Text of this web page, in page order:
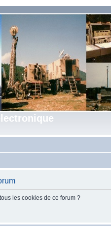
les cookies de ce forum ?